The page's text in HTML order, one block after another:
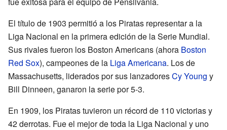
El título de 1903 permitió a los Piratas representar a la
Liga Nacional en la primera edición de la Serie Mundial.
Sus rivales fueron los Boston Americans (ahora Boston
Red Sox), campeones de la Liga Americana. Los de
Massachusetts, liderados por sus lanzadoresCy Young y
Bill Dinneen, ganaron la serie por 5-3.
En 1909, los Piratas tuvieron un récord de 110 victorias y
42 derrotas. Fue el mejor de toda la Liga Nacional y uno